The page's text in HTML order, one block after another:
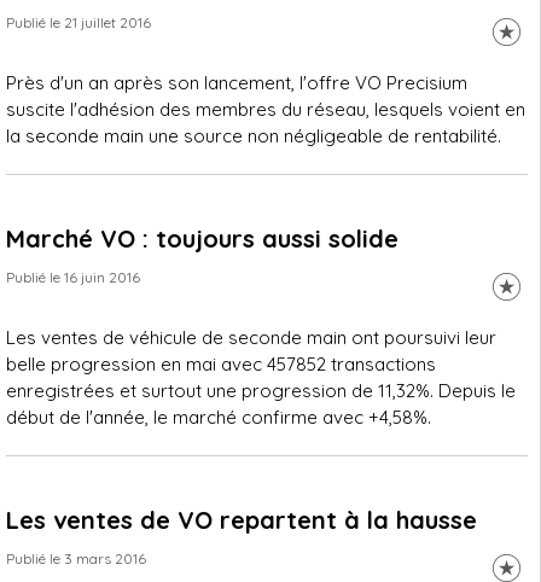
Publié le 21 juillet 2016
Près d'un an après son lancement, l'offre VO Precisium
suscite l'adhésion des membres du réseau, lesquels voient en
la seconde main une source non négligeable de rentabilité.
Marché VO : toujours aussi solide
Publié le 16 juin 2016
Les ventes de véhicule de seconde main ont poursuivi leur
belle progression en mai avec 457852 transactions
enregistrées et surtout une progression de 11,32%. Depuis le
début de l'année, le marché confirme avec +4,58%.
Les ventes de VO repartent à la hausse
Publié le 3 mars 2016